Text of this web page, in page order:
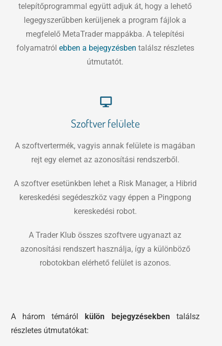
telepítőprogrammal együtt adjuk át, hogy a lehető
legegyszerűbben kerüljenek a program fájlok a
megfelelő MetaTrader mappákba. A telepítési
folyamatról ebben a bejegyzésben találsz részletes
útmutatót.
Szoftver felülete
A szoftvertermék, vagyis annak felülete is magában
rejt egy elemet az azonosítási rendszerből.
A szoftver esetünkben lehet a Risk Manager, a Hibrid
kereskedési segédeszköz vagy éppen a Pingpong
kereskedési robot.
A Trader Klub összes szoftvere ugyanazt az
azonosítási rendszert használja, így a különböző
robotokban elérhető felület is azonos.
A három témáról külön bejegyzésekbentalálsz
részletes útmutatókat: